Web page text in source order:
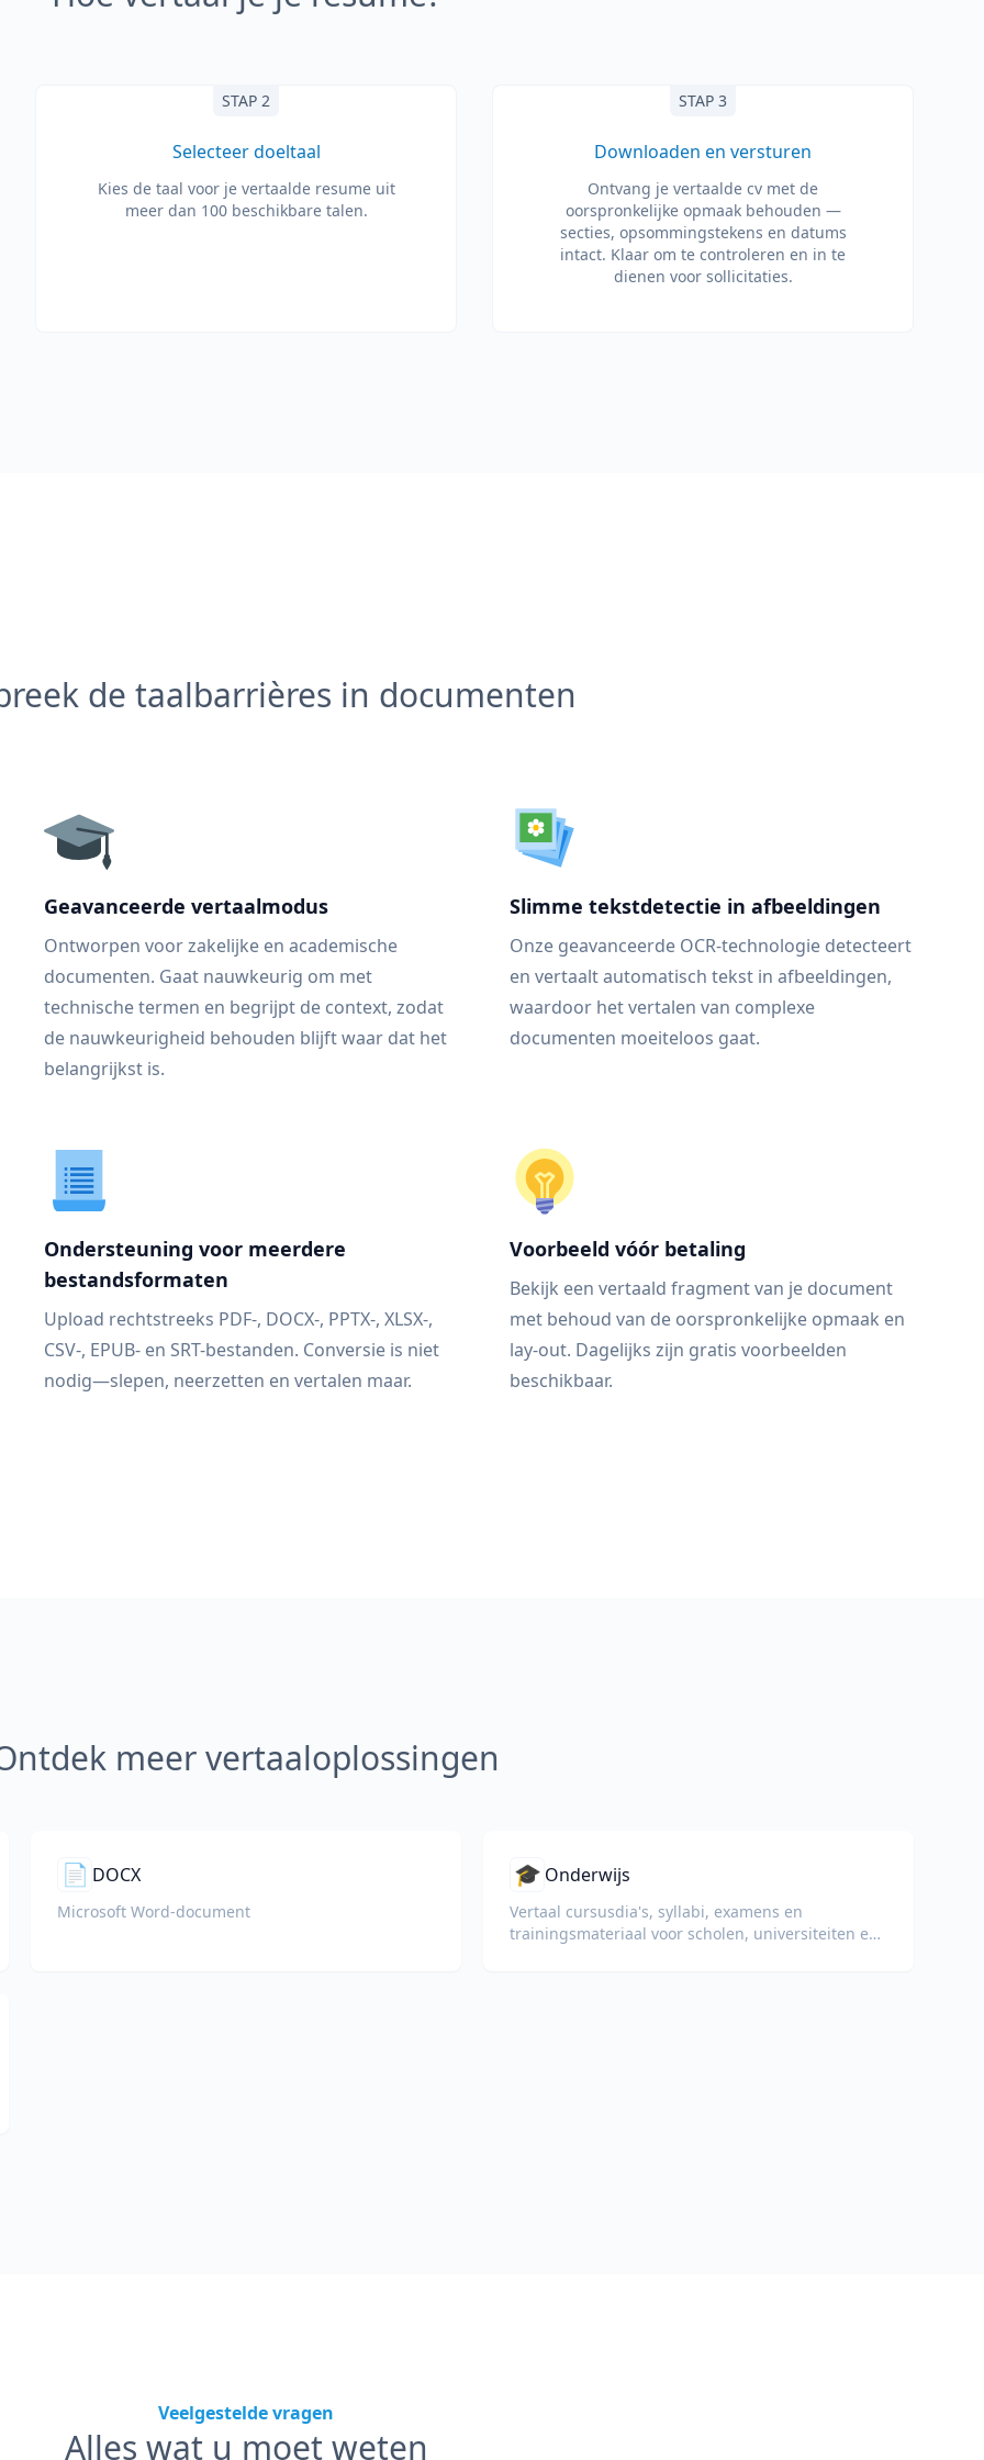
STAP 2
Selecteer doeltaal
Kies de taal voor je vertaalde resume uit
meer dan 100 beschikbare talen.
STAP 3
Downloaden en versturen
Ontvang je vertaalde cv met de
oorspronkelijke opmaak behouden —
secties, opsommingstekens en datums
intact. Klaar om te controleren en in te
dienen voor sollicitaties.
de taalbarrières in documenten
Geavanceerde vertaalmodus
Ontworpen voor zakelijke en academische
documenten. Gaat nauwkeurig om met
technische termen en begrijpt de context, zodat
de nauwkeurigheid behouden blijft waar dat het
belangrijkst is.
Slimme tekstdetectie in afbeeldingen
Onze geavanceerde OCR-technologie detecteert
en vertaalt automatisch tekst in afbeeldingen,
waardoor het vertalen van complexe
documenten moeiteloos gaat.
Ondersteuning voor meerdere
bestandsformaten
Upload rechtstreeks PDF-, DOCX-, PPTX-, XLSX-,
CSV-, EPUB- en SRT-bestanden. Conversie is niet
nodig—slepen, neerzetten en vertalen maar.
Voorbeeld vóór betaling
Bekijk een vertaald fragment van je document
met behoud van de oorspronkelijke opmaak en
lay-out. Dagelijks zijn gratis voorbeelden
beschikbaar.
meer vertaaloplossingen
📄 DOCX
Microsoft Word-document
🎓 Onderwijs
Vertaal cursusdia's, syllabi, examens en
trainingsmateriaal voor scholen, universiteiten en
Veelgestelde vragen
Alles wat u moet weten